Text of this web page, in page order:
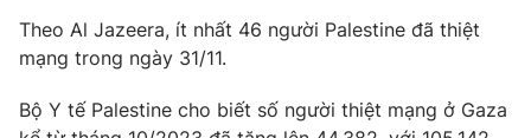
Giấy phép hoạt động báo in và báo điện tử số 483/GP-BTTTT
cấp ngày 29/12/2023
Phó Tổng Biên tập:Nguyễn Thị Mỹ Hạnh, Phạm Quốc Thắng,
Theo Al Jazeera, ít nhất 46 người Palestine đã thiệt
mạng trong ngày 31/11.
Bộ Y tế Palestine cho biết số người thiệt mạng ở Gaza